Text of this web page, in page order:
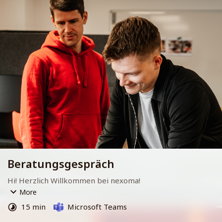
Beratungsgespräch
Hi! Herzlich Willkommen bei nexoma!
Schön, dass ihr eure Gedanken mit uns teilen möchtet.
More
15 min Microsoft Teams